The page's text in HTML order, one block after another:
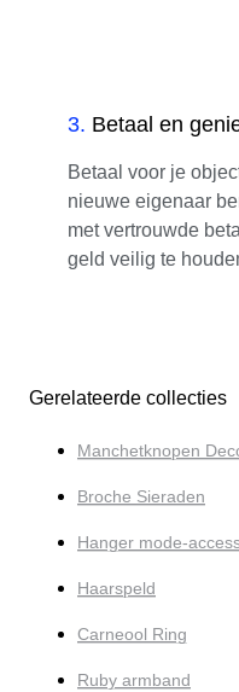
3. Betaal en
Betaal voor je
nieuwe eigenaar
met vertrouwde
geld veilig te
Gerelateerde collecties
Manchetknopen
Broche Sieraden
Hanger mode-
Haarspeld
Carneool Ring
Ruby armband